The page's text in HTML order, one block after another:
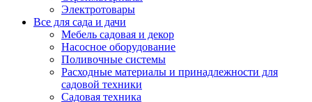
Электротовары
Все для сада и дачи
Мебель садовая и декор
Насосное оборудование
Поливочные системы
Расходные материалы и принадлежности для
садовой техники
Садовая техника